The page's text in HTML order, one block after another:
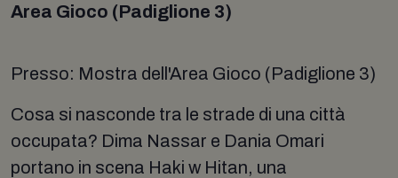
Area Gioco (Padiglione 3)
Presso: Mostra dell'Area Gioco (Padiglione 3)
Cosa si nasconde tra le strade di una città
occupata? Dima Nassar e Dania Omari
portano in scena Haki w Hitan, una